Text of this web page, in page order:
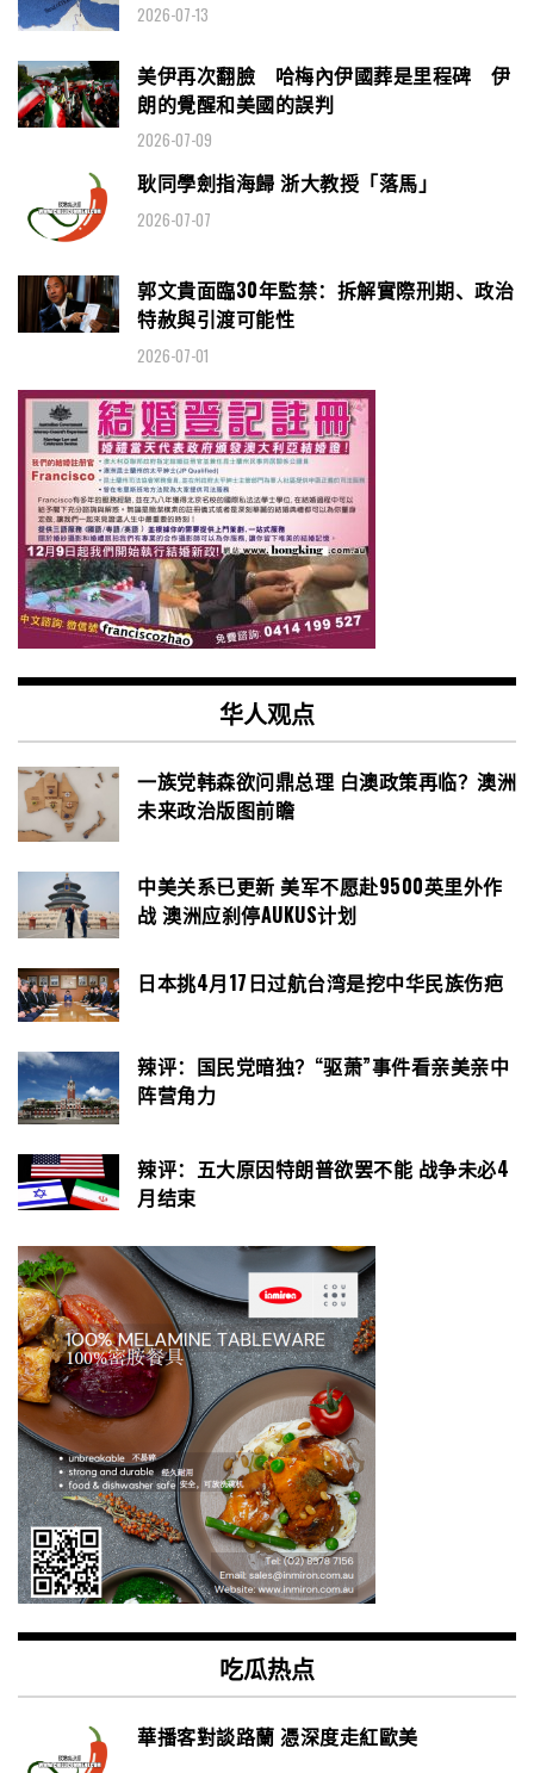
2026-07-13
美伊再次翻臉 哈梅內伊國葬是里程碑 伊
朗的覺醒和美國的誤判
2026-07-09
耿同學劍指海歸 浙大教授「落馬」
2026-07-07
郭文貴面臨30年監禁：拆解實際刑期、政治
特赦與引渡可能性
2026-07-01
华人观点
一族党韩森欲问鼎总理 白澳政策再临？澳洲
未来政治版图前瞻
中美关系已更新 美军不愿赴9500英里外作
战 澳洲应刹停AUKUS计划
日本挑4月17日过航台湾是挖中华民族伤疤
辣评：国民党暗独？“驱萧”事件看亲美亲中
阵营角力
辣评：五大原因特朗普欲罢不能 战争未必4
月结束
吃瓜热点
華播客對談路蘭 憑深度走紅歐美